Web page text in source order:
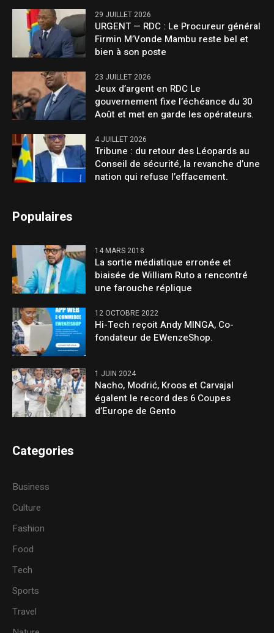
29 JUILLET 2026
URGENT — RDC : Le Procureur général
Firmin M’Vonde Mambu reste bel et
bien à son poste
23 JUILLET 2026
Jeux d’argent en RDC Le
gouvernement fixe l’échéance du 30
Août et met en garde les opérateurs.
4 JUILLET 2026
Tribune : du retour des Léopards au
Conseil de sécurité, la revanche d’une
nation qui refuse l’effacement.
Populaires
14 MARS 2018
La sortie médiatique erronée et
biaisée de William Ruto a rencontré
une farouche réplique
12 OCTOBRE 2022
Hi-Tech reçoit Andy MINGA, Co-
fondateur de EWenzeShop.
1 JUIN 2024
Nacho, Modrić, Kroos et Carvajal
égalent le record des 6 Coupes
d’Europe de Gento
Categories
Business
Culture
Fashion
Food
Tech
Sports
Travel